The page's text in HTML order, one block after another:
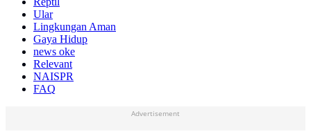
Ular
Lingkungan Aman
Gaya Hidup
news oke
Relevant
NAISPR
FAQ
Advertisement